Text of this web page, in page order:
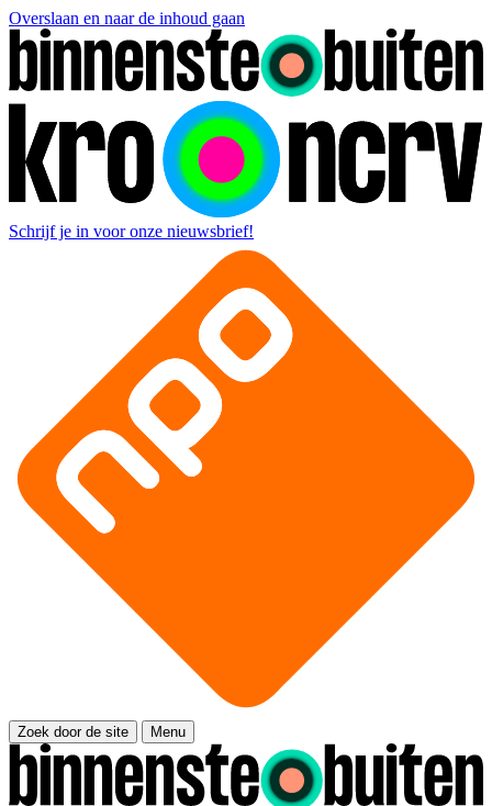
Overslaan en naar de inhoud gaan
Schrijf je in voor onze nieuwsbrief!
Zoek door de site Menu